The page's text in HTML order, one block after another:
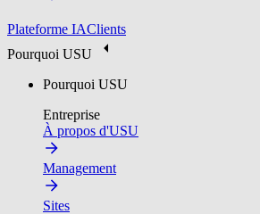
Plateforme IAClients
Pourquoi USU
Pourquoi USU
Entreprise
À propos d'USU
Management
Sites